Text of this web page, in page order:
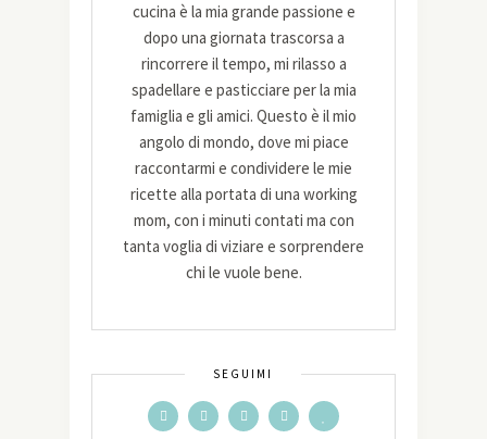
cucina è la mia grande passione e
dopo una giornata trascorsa a
rincorrere il tempo, mi rilasso a
spadellare e pasticciare per la mia
famiglia e gli amici. Questo è il mio
angolo di mondo, dove mi piace
raccontarmi e condividere le mie
ricette alla portata di una working
mom, con i minuti contati ma con
tanta voglia di viziare e sorprendere
chi le vuole bene.
SEGUIMI